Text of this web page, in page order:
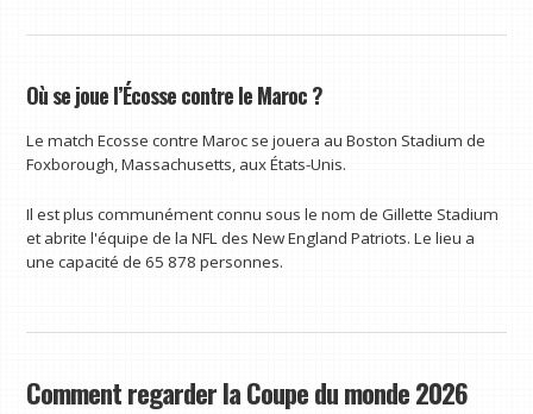
Où se joue l’Écosse contre le Maroc ?
Le match Ecosse contre Maroc se jouera au Boston Stadium de
Foxborough, Massachusetts, aux États-Unis.
Il est plus communément connu sous le nom de Gillette Stadium
et abrite l'équipe de la NFL des New England Patriots. Le lieu a
une capacité de 65 878 personnes.
Comment regarder la Coupe du monde 2026